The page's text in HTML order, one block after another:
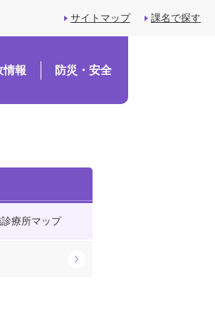
サイトマップ 課名で探す
情報 防災・安全
療所マップ